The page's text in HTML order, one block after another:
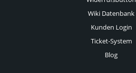
Wiki Datenbank
Kunden Login
Ticket-System
Blog